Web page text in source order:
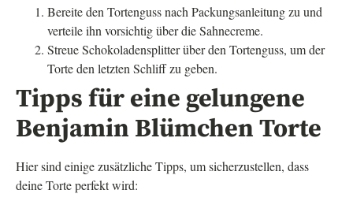
Bereite den Tortenguss nach Packungsanleitung zu und
verteile ihn vorsichtig über die Sahnecreme.
Streue Schokoladensplitter über den Tortenguss, um der
Torte den letzten Schliff zu geben.
Tipps für eine gelungene
Benjamin Blümchen Torte
Hier sind einige zusätzliche Tipps, um sicherzustellen, dass
deine Torte perfekt wird: